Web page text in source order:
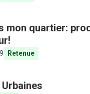
mon quartier:
Retenue